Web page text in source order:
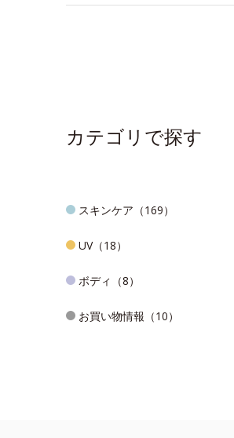
カテゴリで探す
スキンケア（169）
UV（18）
ボディ（8）
お買い物情報（10）